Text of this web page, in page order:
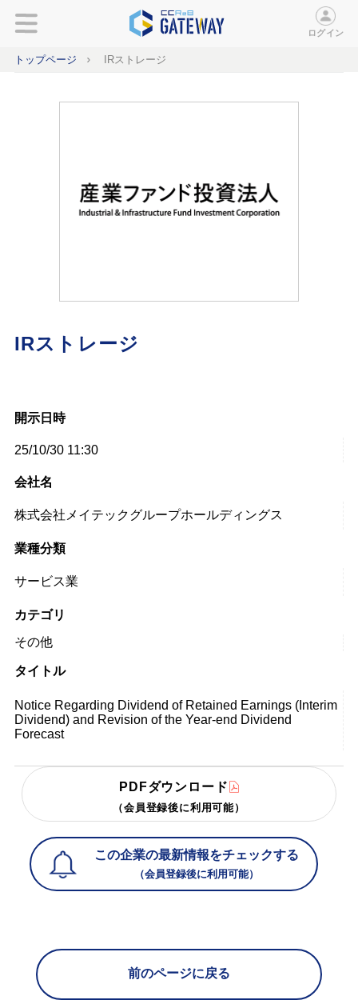
ログイン
トップページ IRストレージ
IRストレージ
開示日時
25/10/30 11:30
会社名
株式会社メイテックグループホールディングス
業種分類
サービス業
カテゴリ
その他
タイトル
Notice Regarding Dividend of Retained Earnings (Interim
Dividend) and Revision of the Year-end Dividend
Forecast
PDFダウンロード
（会員登録後に利用可能）
この企業の最新情報をチェックする
（会員登録後に利用可能）
前のページに戻る